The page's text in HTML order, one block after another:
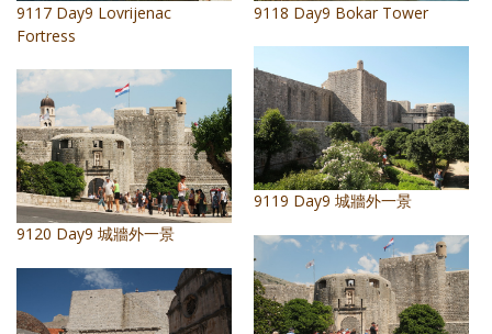
9117 Day9 Lovrijenac
Fortress
9118 Day9 Bokar Tower
9119 Day9 城牆外一景
9120 Day9 城牆外一景